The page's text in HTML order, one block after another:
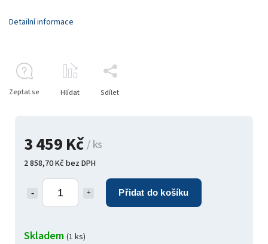
3 459 Kč/ ks
2 858,70 Kč bez DPH
Přidat do košíku
Skladem (1 ks)
Detailní informace
Zeptat se Hlídat Sdílet